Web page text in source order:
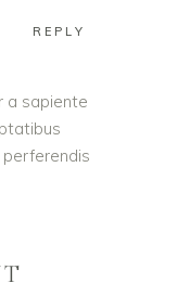
REPLY
a sapiente